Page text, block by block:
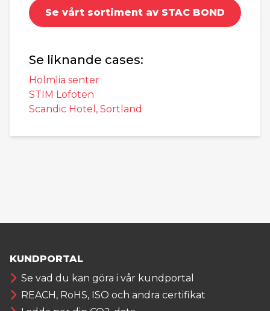
Se vårt sortiment av STAC BOND
Se liknande cases:
Holmlia senter
STIM Lofoten
Scandic Hotel, Sortland
KUNDPORTAL
Se vad du kan göra i vår kundportal
REACH, RoHS, ISO och andra certifikat